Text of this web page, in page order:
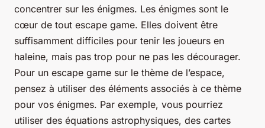
concentrer sur les énigmes. Les énigmes sont le
cœur de tout escape game. Elles doivent être
suffisamment difficiles pour tenir les joueurs en
haleine, mais pas trop pour ne pas les décourager.
Pour un escape game sur le thème de l’espace,
pensez à utiliser des éléments associés à ce thème
pour vos énigmes. Par exemple, vous pourriez
utiliser des équations astrophysiques, des cartes